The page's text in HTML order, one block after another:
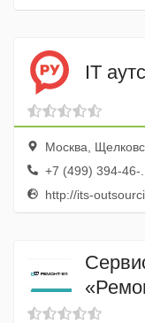
IT
Москва,
+7 (499) 394-46-...
http://its-